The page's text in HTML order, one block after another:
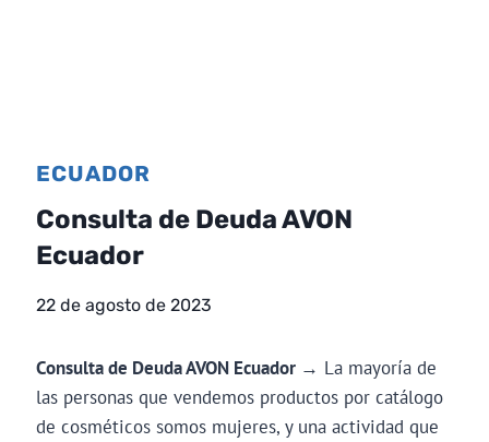
ECUADOR
Consulta de Deuda AVON
Ecuador
22 de agosto de 2023
Consulta de Deuda AVON Ecuador → La mayoría de
las personas que vendemos productos por catálogo
de cosméticos somos mujeres, y una actividad que